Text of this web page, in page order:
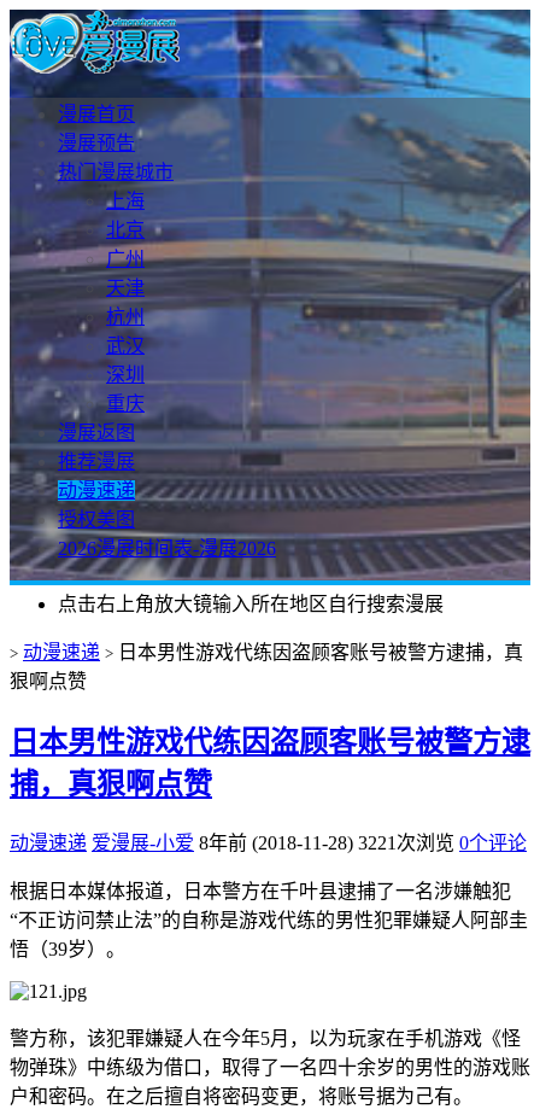
漫展首页
漫展预告
热门漫展城市
上海
北京
广州
天津
杭州
武汉
深圳
重庆
漫展返图
推荐漫展
动漫速递
授权美图
2026漫展时间表-漫展2026
点击右上角放大镜输入所在地区自行搜索漫展
> 动漫速递 > 日本男性游戏代练因盗顾客账号被警方逮捕，真
狠啊点赞
日本男性游戏代练因盗顾客账号被警方逮
捕，真狠啊点赞
动漫速递 爱漫展-小爱 8年前 (2018-11-28) 3221次浏览 0个评论
根据日本媒体报道，日本警方在千叶县逮捕了一名涉嫌触犯
“不正访问禁止法”的自称是游戏代练的男性犯罪嫌疑人阿部圭
悟（39岁）。
警方称，该犯罪嫌疑人在今年5月，以为玩家在手机游戏《怪
物弹珠》中练级为借口，取得了一名四十余岁的男性的游戏账
户和密码。在之后擅自将密码变更，将账号据为己有。